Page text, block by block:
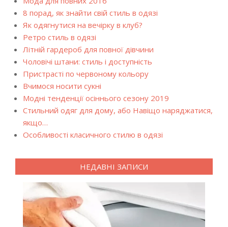
8 порад, як знайти свій стиль в одязі
Як одягнутися на вечірку в клуб?
Ретро стиль в одязі
Літній гардероб для повної дівчини
Чоловічі штани: стиль і доступність
Пристрасті по червоному кольору
Вчимося носити сукні
Модні тенденції осіннього сезону 2019
Стильний одяг для дому, або Навіщо наряджатися,
якщо…
Особливості класичного стилю в одязі
НЕДАВНІ ЗАПИСИ